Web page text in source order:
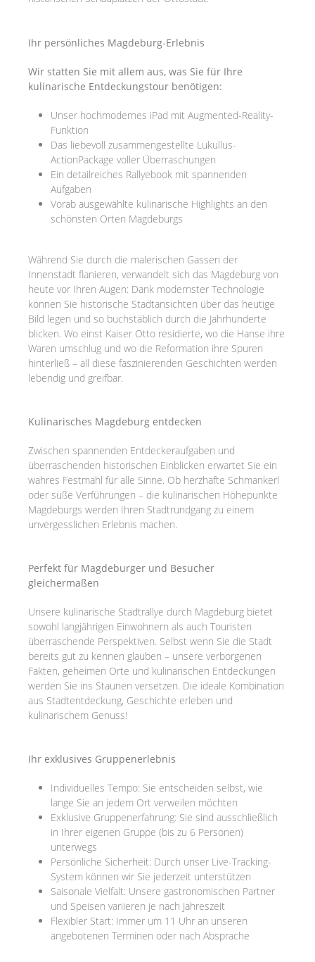
Ihr persönliches Magdeburg-Erlebnis
Wir statten Sie mit allem aus, was Sie für Ihre
kulinarische Entdeckungstour benötigen:
Unser hochmodernes iPad mit Augmented-Reality-
Funktion
Das liebevoll zusammengestellte Lukullus-
ActionPackage voller Überraschungen
Ein detailreiches Rallyebook mit spannenden
Aufgaben
Vorab ausgewählte kulinarische Highlights an den
schönsten Orten Magdeburgs
Während Sie durch die malerischen Gassen der
Innenstadt flanieren, verwandelt sich das Magdeburg von
heute vor Ihren Augen: Dank modernster Technologie
können Sie historische Stadtansichten über das heutige
Bild legen und so buchstäblich durch die Jahrhunderte
blicken. Wo einst Kaiser Otto residierte, wo die Hanse ihre
Waren umschlug und wo die Reformation ihre Spuren
hinterließ – all diese faszinierenden Geschichten werden
lebendig und greifbar.
Kulinarisches Magdeburg entdecken
Zwischen spannenden Entdeckeraufgaben und
überraschenden historischen Einblicken erwartet Sie ein
wahres Festmahl für alle Sinne. Ob herzhafte Schmankerl
oder süße Verführungen – die kulinarischen Höhepunkte
Magdeburgs werden Ihren Stadtrundgang zu einem
unvergesslichen Erlebnis machen.
Perfekt für Magdeburger und Besucher
gleichermaßen
Unsere kulinarische Stadtrallye durch Magdeburg bietet
sowohl langjährigen Einwohnern als auch Touristen
überraschende Perspektiven. Selbst wenn Sie die Stadt
bereits gut zu kennen glauben – unsere verborgenen
Fakten, geheimen Orte und kulinarischen Entdeckungen
werden Sie ins Staunen versetzen. Die ideale Kombination
aus Stadtentdeckung, Geschichte erleben und
kulinarischem Genuss!
Ihr exklusives Gruppenerlebnis
Individuelles Tempo: Sie entscheiden selbst, wie
lange Sie an jedem Ort verweilen möchten
Exklusive Gruppenerfahrung: Sie sind ausschließlich
in Ihrer eigenen Gruppe (bis zu 6 Personen)
unterwegs
Persönliche Sicherheit: Durch unser Live-Tracking-
System können wir Sie jederzeit unterstützen
Saisonale Vielfalt: Unsere gastronomischen Partner
und Speisen variieren je nach Jahreszeit
Flexibler Start: Immer um 11 Uhr an unseren
angebotenen Terminen oder nach Absprache